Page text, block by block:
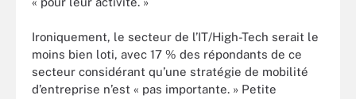
Ironiquement, le secteur de l’IT/High-Tech serait le
moins bien loti, avec 17 % des répondants de ce
secteur considérant qu’une stratégie de mobilité
d’entreprise n’est « pas importante. » Petite